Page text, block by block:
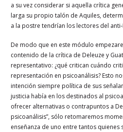
a su vez considerar si aquella crítica
larga su propio talón de Aquiles,
a la postre tendrían los lectores del
De modo que en este módulo
contenido de la crítica de Deleuze y
representativo: ¿qué critican cuándo
representación en psicoanálisis? Esto
intención siempre política de sus
justicia había en los destinados al
ofrecer alternativas o contrapuntos a
psicoanálisis”, sólo retomaremos
enseñanza de uno entre tantos quienes